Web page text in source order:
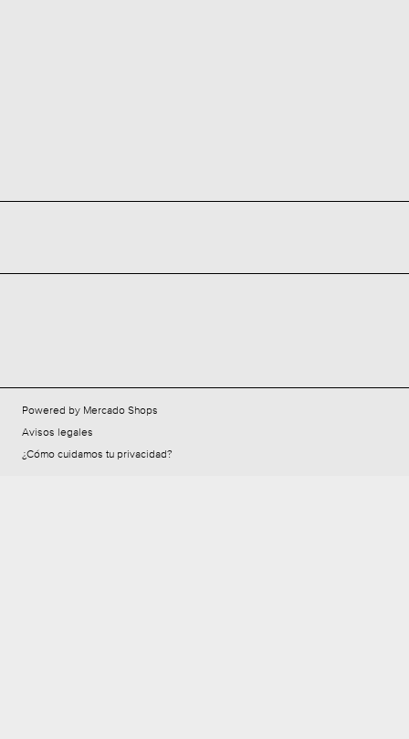
Powered by Mercado Shops
Avisos legales
¿Cómo cuidamos tu privacidad?